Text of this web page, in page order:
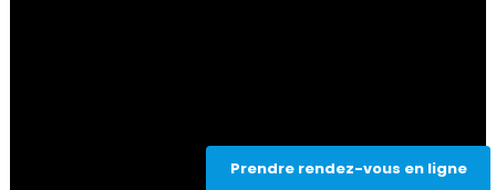
Prendre rendez-vous en ligne